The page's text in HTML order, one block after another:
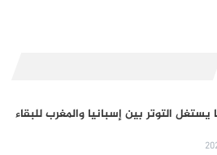
يستغل التوتر بين إسبانيا والمغرب للبقاء